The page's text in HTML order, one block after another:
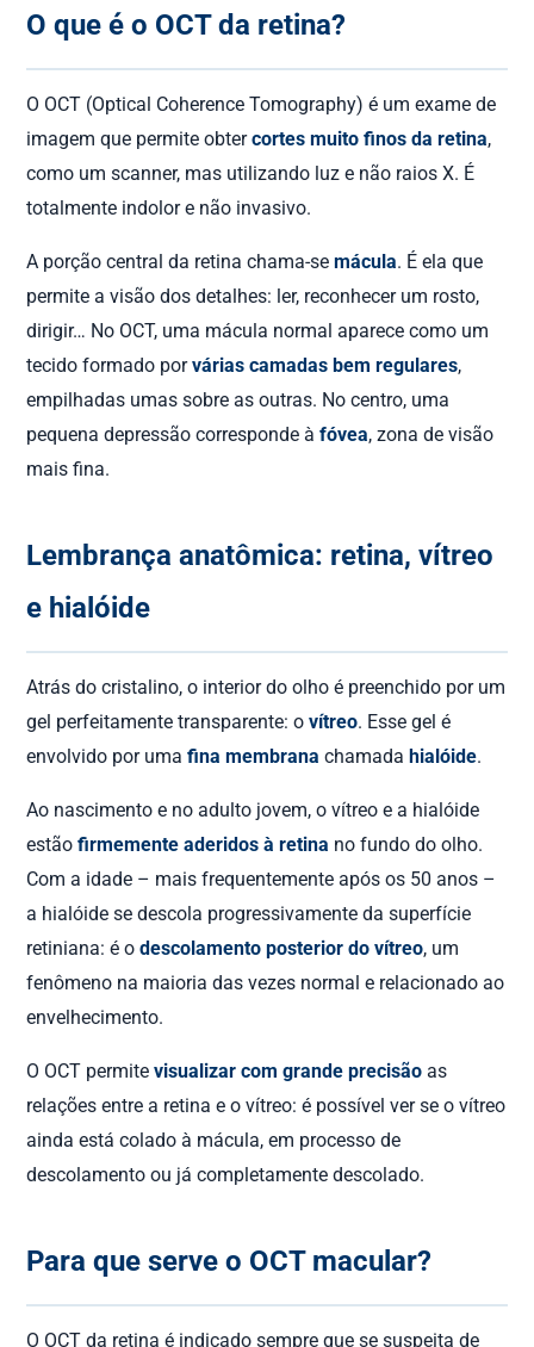
O que é o OCT da retina?
O OCT (Optical Coherence Tomography) é um exame de
imagem que permite obtercortes muito finos da retina,
como um scanner, mas utilizando luz e não raios X. É
totalmente indolor e não invasivo.
A porção central da retina chama-semácula. É ela que
permite a visão dos detalhes: ler, reconhecer um rosto,
dirigir… No OCT, uma mácula normal aparece como um
tecido formado porvárias camadas bem regulares,
empilhadas umas sobre as outras. No centro, uma
pequena depressão corresponde àfóvea, zona de visão
mais fina.
Lembrança anatômica: retina, vítreo
e hialóide
Atrás do cristalino, o interior do olho é preenchido por um
gel perfeitamente transparente: ovítreo. Esse gel é
envolvido por umafina membrana chamadahialóide.
Ao nascimento e no adulto jovem, o vítreo e a hialóide
estãofirmemente aderidos à retina no fundo do olho.
Com a idade – mais frequentemente após os 50 anos –
a hialóide se descola progressivamente da superfície
retiniana: é odescolamento posterior do vítreo, um
fenômeno na maioria das vezes normal e relacionado ao
envelhecimento.
O OCT permitevisualizar com grande precisão as
relações entre a retina e o vítreo: é possível ver se o vítreo
ainda está colado à mácula, em processo de
descolamento ou já completamente descolado.
Para que serve o OCT macular?
O OCT da retina é indicado sempre que se suspeita de